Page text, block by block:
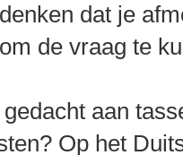
dat je
de vraag te
aan
Op het